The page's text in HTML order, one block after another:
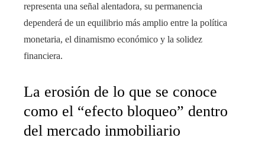
representa una señal alentadora, su permanencia
dependerá de un equilibrio más amplio entre la política
monetaria, el dinamismo económico y la solidez
financiera.
La erosión de lo que se conoce
como el “efecto bloqueo” dentro
del mercado inmobiliario